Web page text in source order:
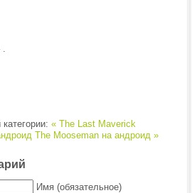
.
« The Last Maverick
The Mooseman на андроид »
Имя (обязательное)